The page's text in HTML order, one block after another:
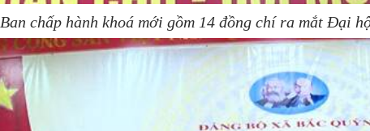
Ban chấp hành khoá mới gồm 14 đồng chí ra mắt Đại